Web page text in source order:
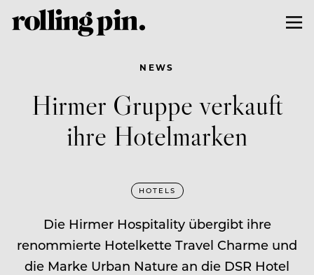
NEWS
Hirmer Gruppe verkauft
ihre Hotelmarken
HOTELS
Die Hirmer Hospitality übergibt ihre
renommierte Hotelkette Travel Charme und
die Marke Urban Nature an die DSR Hotel